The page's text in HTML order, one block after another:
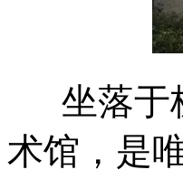
坐落于
术馆，是